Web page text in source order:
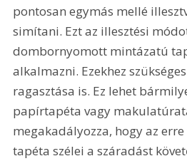
pontosan egymás mellé
simítani. Ezt az illesztési
dombornyomott mintázatú
alkalmazni. Ezekhez
ragasztása is. Ez lehet
papírtapéta vagy
megakadályozza, hogy az
tapéta szélei a száradást